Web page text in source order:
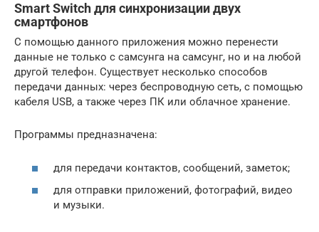
Smart Switch для синхронизации двух
смартфонов
С помощью данного приложения можно перенести
данные не только с самсунга на самсунг, но и на любой
другой телефон. Существует несколько способов
передачи данных: через беспроводную сеть, с помощью
кабеля USB, а также через ПК или облачное хранение.
Программы предназначена:
для передачи контактов, сообщений, заметок;
для отправки приложений, фотографий, видео
и музыки.